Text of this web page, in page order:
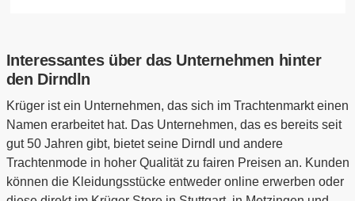
Interessantes über das Unternehmen hinter
den Dirndln
Krüger ist ein Unternehmen, das sich im Trachtenmarkt einen
Namen erarbeitet hat. Das Unternehmen, das es bereits seit
gut 50 Jahren gibt, bietet seine Dirndl und andere
Trachtenmode in hoher Qualität zu fairen Preisen an. Kunden
können die Kleidungsstücke entweder online erwerben oder